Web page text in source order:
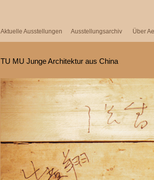
Aktuelle Ausstellungen Ausstellungsarchiv Über
TU MU Junge Architektur aus China